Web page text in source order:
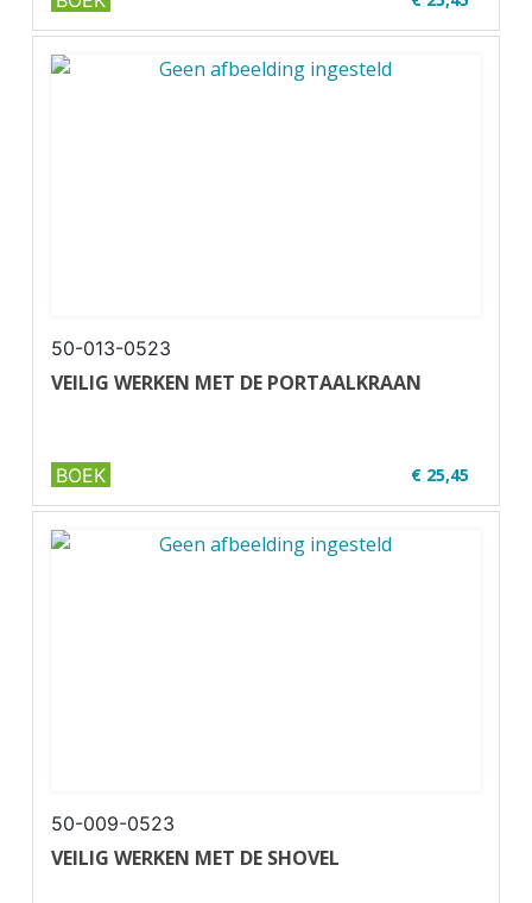
✔ Zwart-wit
✔ Wire-o
50-013-0523
VEILIG WERKEN MET DE PORTAALKRAAN
€ 25,45
✔ Zwart-wit
✔ Wire-o
BOEK
50-009-0523
VEILIG WERKEN MET DE SHOVEL